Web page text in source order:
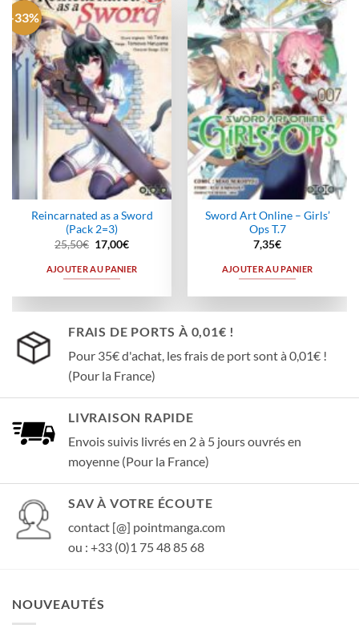
-33%
Ajouter
à la
wishlist
Reincarnated as a Sword
(Pack 2=3)
25,50€ Le
prix
initial
était :
17,00€Le
actuel
est :
AJOUTER AU PANIER
Ajouter
à la
wishlist
Sword Art Online – Girls’
Ops T.7
7,35€
AJOUTER AU PANIER
FRAIS DE PORTS À 0,01€ !
Pour 35€ d'achat, les frais de port sont à 0,01€ !
(Pour la France)
LIVRAISON RAPIDE
Envois suivis livrés en 2 à 5 jours ouvrés en
moyenne (Pour la France)
SAV À VOTRE ÉCOUTE
contact [@] pointmanga.com
ou : +33 (0)1 75 48 85 68
NOUVEAUTÉS